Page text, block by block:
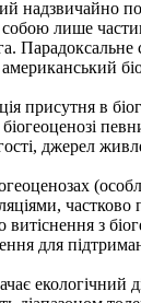
надзвичайно
лише
присутня в
джерел
витіснення з
для
екологічний